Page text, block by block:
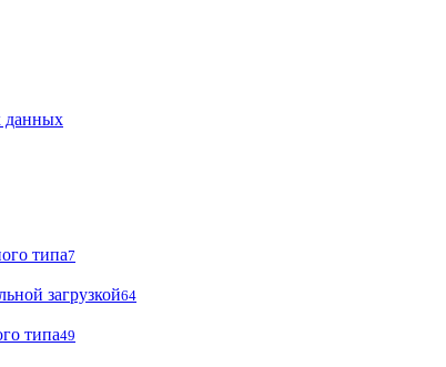
данных
типа7
загрузкой64
типа49